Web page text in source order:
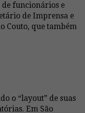
funcionários e
de Imprensa e
Couto, que também
o “layout” de suas
Em São